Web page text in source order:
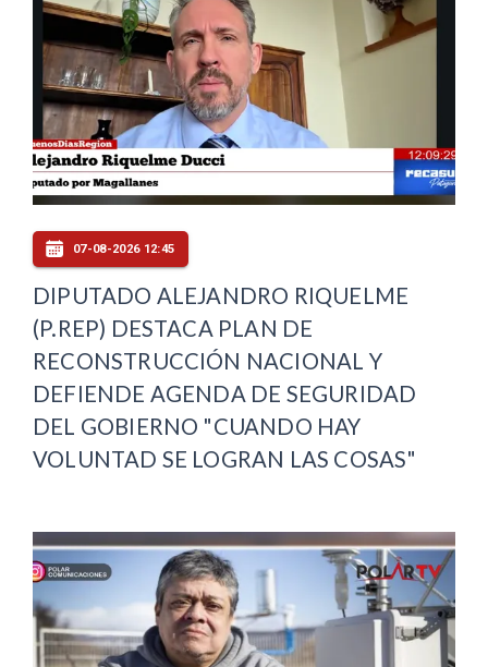
07-08-2026 12:45
DIPUTADO ALEJANDRO RIQUELME
(P.REP) DESTACA PLAN DE
RECONSTRUCCIÓN NACIONAL Y
DEFIENDE AGENDA DE SEGURIDAD
DEL GOBIERNO "CUANDO HAY
VOLUNTAD SE LOGRAN LAS COSAS"